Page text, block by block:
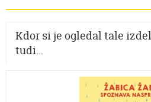
Kdor si je ogledal tale
tudi...